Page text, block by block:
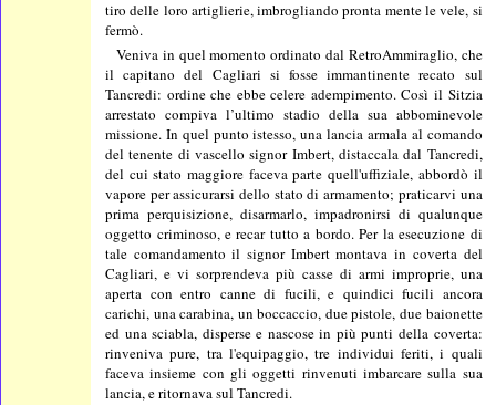
tiro delle loro artiglierie, imbrogliando pronta mente le vele, si
fermò.
Veniva in quel momento ordinato dal RetroAmmiraglio, che
il capitano del Cagliari si fosse immantinente recato sul
Tancredi: ordine che ebbe celere adempimento. Così il Sitzia
arrestato compiva l’ultimo stadio della sua abbominevole
missione. In quel punto istesso, una lancia armala al comando
del tenente di vascello signor Imbert, distaccala dal Tancredi,
del cui stato maggiore faceva parte quell'uffiziale, abbordò il
vapore per assicurarsi dello stato di armamento; praticarvi una
prima perquisizione, disarmarlo, impadronirsi di qualunque
oggetto criminoso, e recar tutto a bordo. Per la esecuzione di
tale comandamento il signor Imbert montava in coverta del
Cagliari, e vi sorprendeva più casse di armi improprie, una
aperta con entro canne di fucili, e quindici fucili ancora
carichi, una carabina, un boccaccio, due pistole, due baionette
ed una sciabla, disperse e nascose in più punti della coverta:
rinveniva pure, tra l'equipaggio, tre individui feriti, i quali
faceva insieme con gli oggetti rinvenuti imbarcare sulla sua
lancia, e ritornava sul Tancredi.